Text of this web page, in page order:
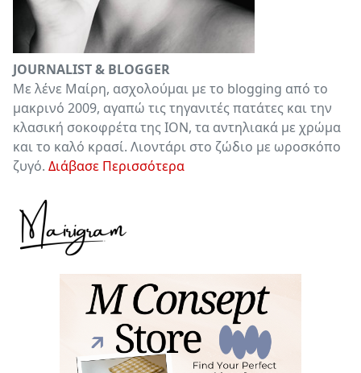
JOURNALIST & BLOGGER
Με λένε Μαίρη, ασχολούμαι με το blogging από το
μακρινό 2009, αγαπώ τις τηγανιτές πατάτες και την
κλασική σοκοφρέτα της ΙΟΝ, τα αντηλιακά με χρώμα
και το καλό κρασί. Λιοντάρι στο ζώδιο με ωροσκόπο
ζυγό. Διάβασε Περισσότερα